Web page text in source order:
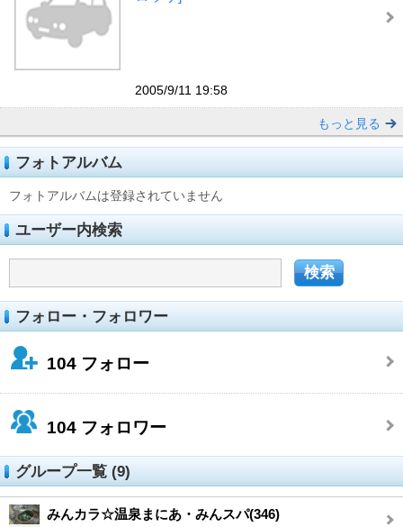
2005/9/11 19:58
もっと見る
フォトアルバム
フォトアルバムは登録されていません
ユーザー内検索
フォロー・フォロワー
104 フォロー
104 フォロワー
グループ一覧 (9)
みんカラ☆温泉まにあ・みんスパ(346)